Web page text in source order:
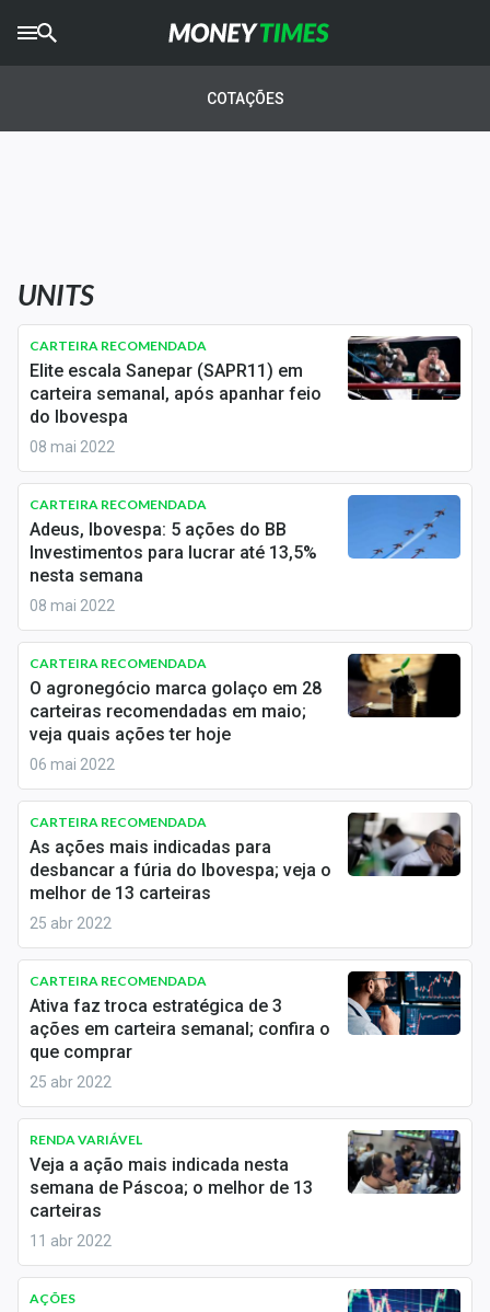
AGROTIMES
Newsletters
Money Trader
Anuncie
Últimas Notícias
Newsletters
Cotações
Comprar ou vender?
Carteiras Recomendadas
Central de Dividendos
Central de Fundos Imobiliários
Central dos IPOs
Renda Fixa
Finanças Pessoais
Economia
Empresas
Brasil
Política
Colunas
Internacional
COTAÇÕES
UNITS
CARTEIRA RECOMENDADA
Elite escala Sanepar (SAPR11) em
carteira semanal, após apanhar feio
do Ibovespa
08 mai 2022
CARTEIRA RECOMENDADA
Adeus, Ibovespa: 5 ações do BB
Investimentos para lucrar até 13,5%
nesta semana
08 mai 2022
CARTEIRA RECOMENDADA
O agronegócio marca golaço em 28
carteiras recomendadas em maio;
veja quais ações ter hoje
06 mai 2022
CARTEIRA RECOMENDADA
As ações mais indicadas para
desbancar a fúria do Ibovespa; veja o
melhor de 13 carteiras
25 abr 2022
CARTEIRA RECOMENDADA
Ativa faz troca estratégica de 3
ações em carteira semanal; confira o
que comprar
25 abr 2022
RENDA VARIÁVEL
Veja a ação mais indicada nesta
semana de Páscoa; o melhor de 13
carteiras
11 abr 2022
AÇÕES